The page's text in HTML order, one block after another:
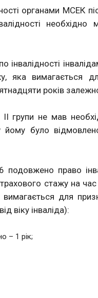
органами МСЕК
яка вимагається
років
групи не мав
було
право
стажу на
для
віку інваліда):
– 1 рік;